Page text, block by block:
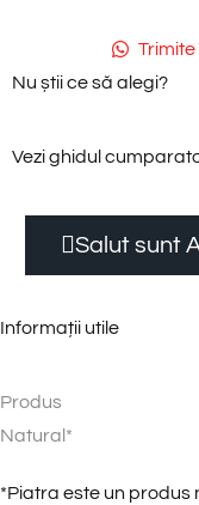
Nu știi ce să alegi?
Vezi ghidul
Salut sunt
Informații utile
Produs
Natura *
*Piatra este un produs